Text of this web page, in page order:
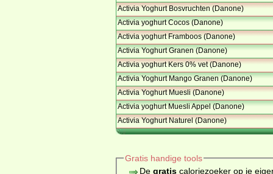
Activia Yoghurt Bosvruchten (Danone)
Activia yoghurt Cocos (Danone)
Activia yoghurt Framboos (Danone)
Activia Yoghurt Granen (Danone)
Activia yoghurt Kers 0% vet (Danone)
Activia Yoghurt Mango Granen (Danone)
Activia Yoghurt Muesli (Danone)
Activia yoghurt Muesli Appel (Danone)
Activia Yoghurt Naturel (Danone)
Gratis handige tools
De gratiscaloriezoeker op je